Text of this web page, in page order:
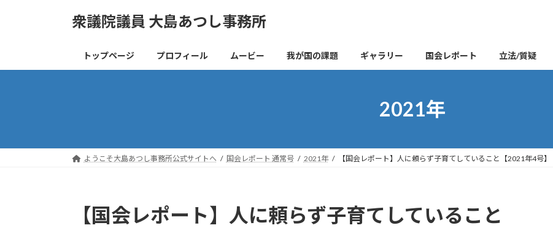
衆議院議員 大島あつし事務所
トップページ プロフィール ムービー 我が国の課題 ギャラリー 国会レポート 立法/質疑
2021年
ようこそ大島あつし事務所公式サイトへ 国会レポート 通常号 2021年 【国会レポート】人に頼らず子育てしていること【2021年4号】
【国会レポート】人に頼らず子育てしていること